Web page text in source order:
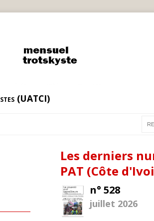
(UATCI)
Les derniers
PAT (Côte
n° 528
juillet 2026